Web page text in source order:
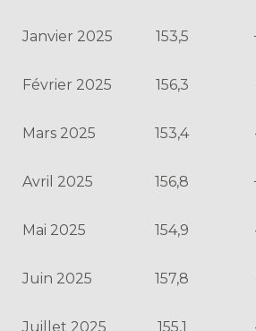
Janvier 2025 153,5
Février 2025 156,3
Mars 2025 153,4
Avril 2025 156,8
Mai 2025 154,9
Juin 2025 157,8
Juillet 2025 155,1